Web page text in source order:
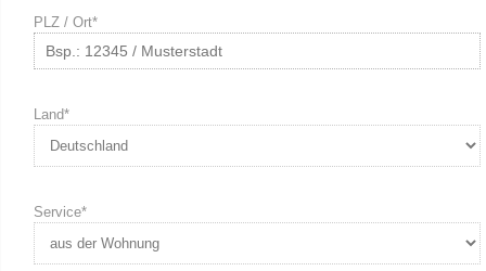
PLZ / Ort*
Land*
Service*